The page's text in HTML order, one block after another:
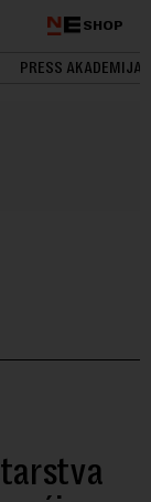
SHOP
PRESS AKADEMIJA